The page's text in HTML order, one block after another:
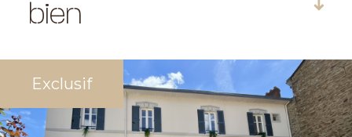
bien
Plus d'informations
financières
Exclusif